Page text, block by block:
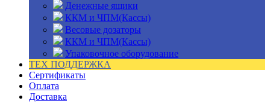
Денежные ящики
ККМ и ЧПМ(Кассы)
Весовые дозаторы
ККМ и ЧПМ(Кассы)
Упаковочное оборудование
ТЕХ ПОДДЕРЖКА
Сертификаты
Оплата
Доставка